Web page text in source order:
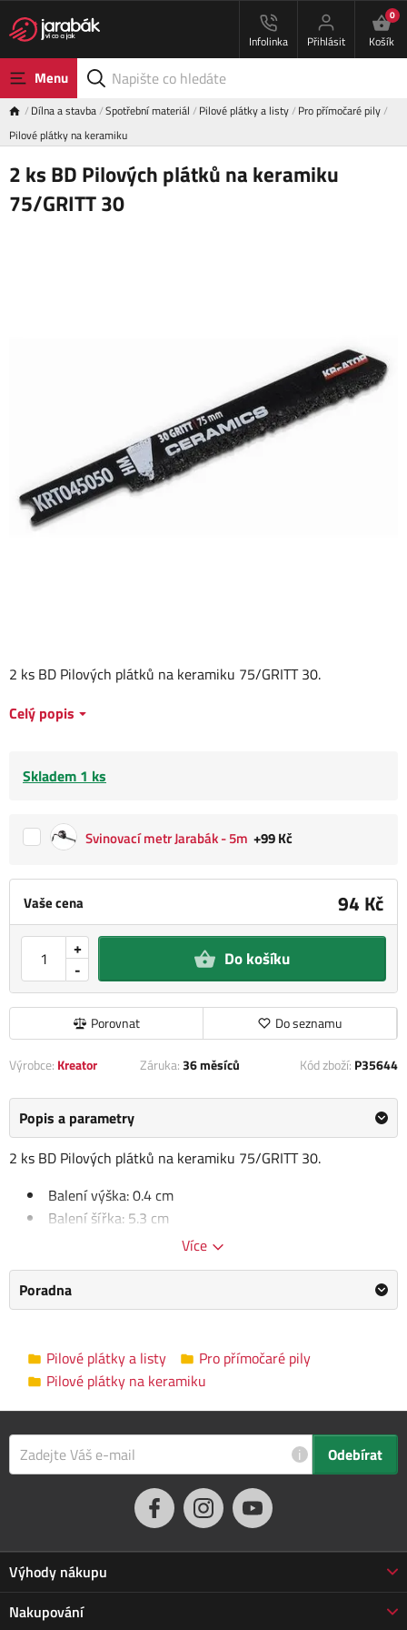
Infolinka Přihlásit
0
Košík
Menu
Dílna a stavba Spotřební materiál Pilové plátky a listy Pro přímočaré pily
Pilové plátky na keramiku
2 ks BD Pilových plátků na keramiku
75/GRITT 30
Vaše cena 94 Kč
-
+ Do košíku
Porovnat Do seznamu
2 ks BD Pilových plátků na keramiku 75/GRITT 30.
Celý popis
Skladem 1 ks
Svinovací metr Jarabák - 5m +99 Kč
Výrobce: Kreator Záruka:36 měsíců Kód zboží: P35644
Popis a parametry
2 ks BD Pilových plátků na keramiku 75/GRITT 30.
Balení výška: 0.4 cm
Balení šířka: 5.3 cm
Kategorie
Pilové plátky na keramiku
Výrobce
Informace o výrobci
Rozměry balení
6.0 x 1.0 x 18.0 cm
Více
Poradna
Pilové plátky a listy
Pro přímočaré pily
Pilové plátky na keramiku
i Odebírat
Výhody nákupu
Proč nakupovat u nás
Nakupování